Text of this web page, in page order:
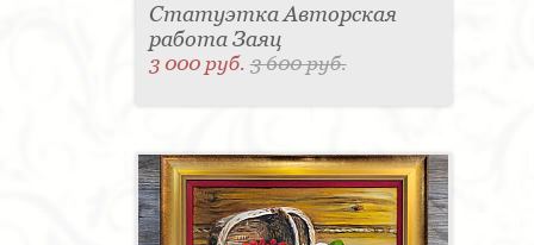
Статуэтка Авторская
работа Заяц
3 000 руб.3 600 руб.